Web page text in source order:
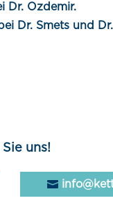
Dr. Ozdemir.
Dr. Smets und
uns!